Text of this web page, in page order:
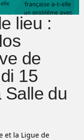
lieu :
de
15
Salle du
et la Ligue de